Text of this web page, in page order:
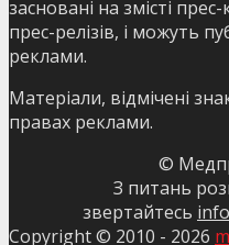
засновані на змісті
прес-релізів, і можуть
реклами.
Матеріали, відмічені
правах реклами.
©
З питань
звертайтесь
Copyright © 2010 - 2026